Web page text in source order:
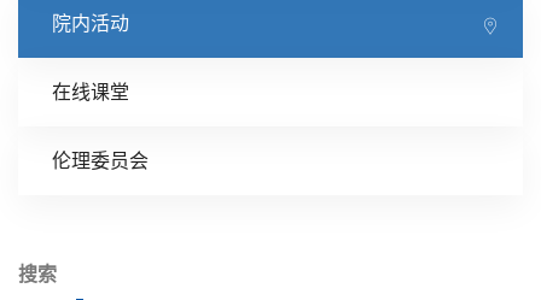
院内活动
在线课堂
伦理委员会
搜索